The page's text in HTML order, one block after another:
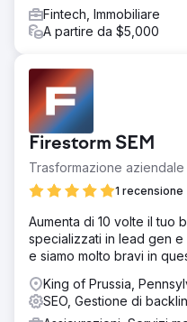
continuo di produzione di
concorrenza ci ha
base all'evoluzione
Risultato
In soli 1,5 anni, il brand
delle impressioni
visibilità è migliorata
70 post sul blog e più di
brand ora si posiziona per
per categoria.
Vai alla
Fintech, Immobiliare
A partire da $5,000
Firestorm SEM
Trasformazione aziendale
1 recensione
Aumenta di 10 volte il tuo
specializzati in lead gen e
e siamo molto bravi in
King of Prussia,
SEO, Gestione di